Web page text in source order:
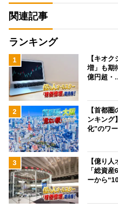
関連記事
ランキング
1
【キオ
増」も期
億円超
2
【首都
ンキング
化”のワ
3
【億り
「総資
ーから